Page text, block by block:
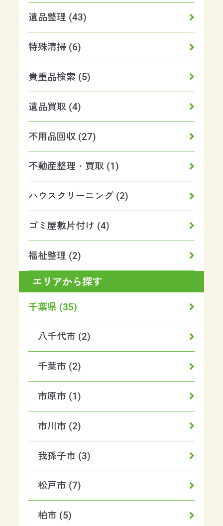
遺品整理 (43)
特殊清掃 (6)
貴重品検索 (5)
遺品買取 (4)
不用品回収 (27)
不動産整理・買取 (1)
ハウスクリーニング (2)
ゴミ屋敷片付け (4)
福祉整理 (2)
エリアから探す
千葉県 (35)
八千代市 (2)
千葉市 (2)
市原市 (1)
市川市 (2)
我孫子市 (3)
松戸市 (7)
柏市 (5)